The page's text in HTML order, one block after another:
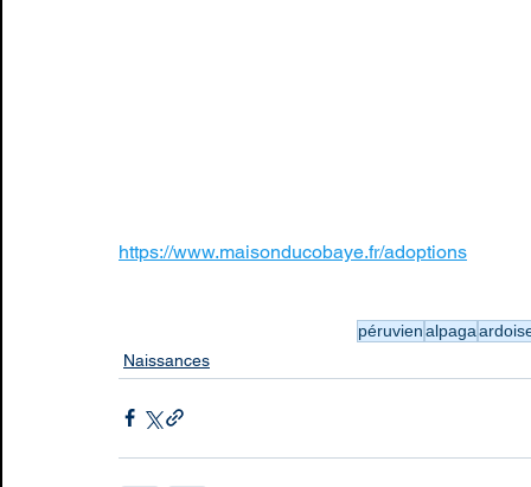
https://www.maisonducobaye.fr/adoptions
péruvienalpaga
Naissances